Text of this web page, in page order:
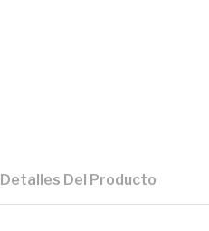
Detalles Del Producto